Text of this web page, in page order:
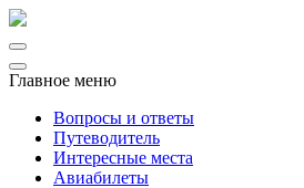
Главное меню
Вопросы и ответы
Путеводитель
Интересные места
Авиабилеты